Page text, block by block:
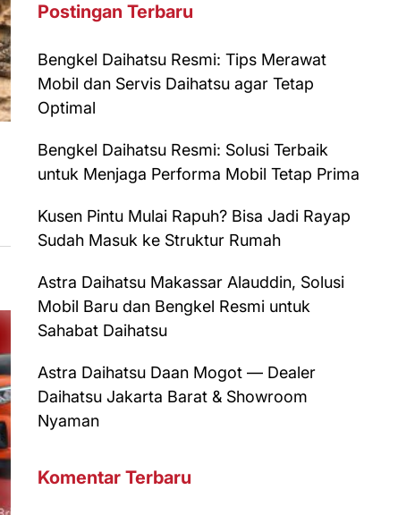
Postingan Terbaru
Bengkel Daihatsu Resmi: Tips Merawat
Mobil dan Servis Daihatsu agar Tetap
Optimal
Bengkel Daihatsu Resmi: Solusi Terbaik
untuk Menjaga Performa Mobil Tetap Prima
Kusen Pintu Mulai Rapuh? Bisa Jadi Rayap
Sudah Masuk ke Struktur Rumah
Astra Daihatsu Makassar Alauddin, Solusi
Mobil Baru dan Bengkel Resmi untuk
Sahabat Daihatsu
Astra Daihatsu Daan Mogot — Dealer
Daihatsu Jakarta Barat & Showroom
Nyaman
Komentar Terbaru